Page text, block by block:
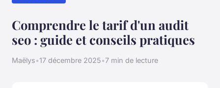
Comprendre le tarif d'un audit
seo : guide et conseils pratiques
Maëlys•17 décembre 2025•7 min de lecture